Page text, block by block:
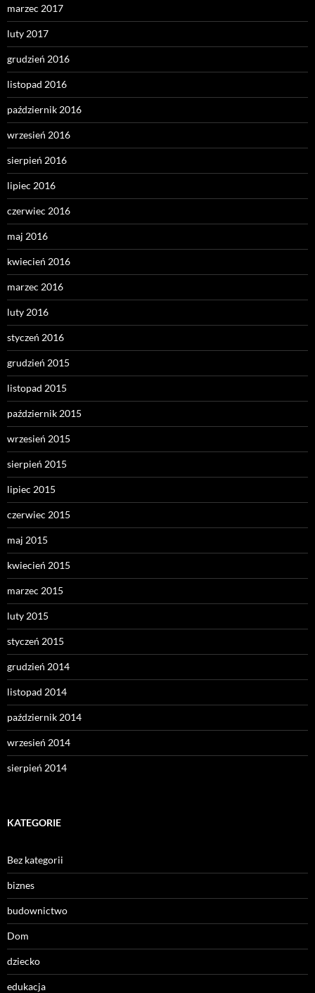
marzec 2017
luty 2017
grudzień 2016
listopad 2016
październik 2016
wrzesień 2016
sierpień 2016
lipiec 2016
czerwiec 2016
maj 2016
kwiecień 2016
marzec 2016
luty 2016
styczeń 2016
grudzień 2015
listopad 2015
październik 2015
wrzesień 2015
sierpień 2015
lipiec 2015
czerwiec 2015
maj 2015
kwiecień 2015
marzec 2015
luty 2015
styczeń 2015
grudzień 2014
listopad 2014
październik 2014
wrzesień 2014
sierpień 2014
KATEGORIE
Bez kategorii
biznes
budownictwo
Dom
dziecko
edukacja